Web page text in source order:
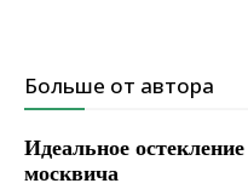
Больше от автора
Идеальное
москвича